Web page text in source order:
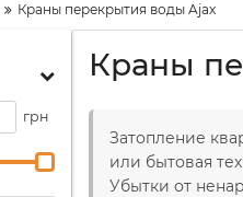
Краны перекрытия воды Ajax
грн
Краны
Затопление
или бытовая
Убытки от